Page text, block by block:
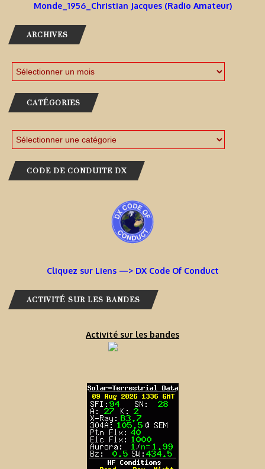
Monde_1956_Christian Jacques (Radio Amateur)
ARCHIVES
CATÉGORIES
CODE DE CONDUITE DX
Cliquez sur Liens —> DX Code Of Conduct
ACTIVITÉ SUR LES BANDES
Activité sur les bandes